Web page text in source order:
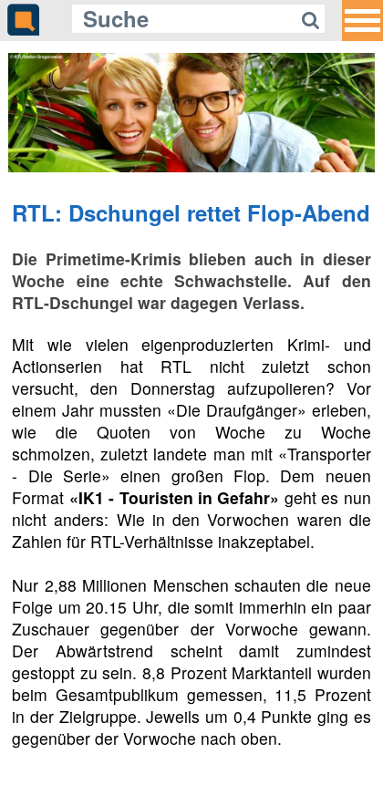
RTL: Dschungel rettet Flop-Abend
Die Primetime-Krimis blieben auch in dieser
Woche eine echte Schwachstelle. Auf den
RTL-Dschungel war dagegen Verlass.
Mit wie vielen eigenproduzierten Krimi- und
Actionserien hat RTL nicht zuletzt schon
versucht, den Donnerstag aufzupolieren? Vor
einem Jahr mussten «Die Draufgänger» erleben,
wie die Quoten von Woche zu Woche
schmolzen, zuletzt landete man mit «Transporter
- Die Serie» einen großen Flop. Dem neuen
Format «IK1 - Touristen in Gefahr» geht es nun
nicht anders: Wie in den Vorwochen waren die
Zahlen für RTL-Verhältnisse inakzeptabel.
Nur 2,88 Millionen Menschen schauten die neue
Folge um 20.15 Uhr, die somit immerhin ein paar
Zuschauer gegenüber der Vorwoche gewann.
Der Abwärtstrend scheint damit zumindest
gestoppt zu sein. 8,8 Prozent Marktanteil wurden
beim Gesamtpublikum gemessen, 11,5 Prozent
in der Zielgruppe. Jeweils um 0,4 Punkte ging es
gegenüber der Vorwoche nach oben.